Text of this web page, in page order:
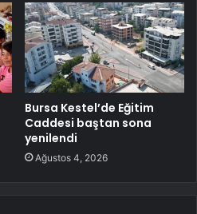
Bursa Kestel’de Eğitim
Caddesi baştan sona
yenilendi
Ağustos 4, 2026